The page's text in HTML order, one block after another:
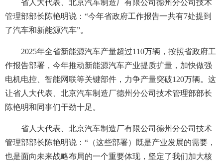
省人大代表、北京汽车制造厂有限公司德州分公司技术
管理部部长陈艳明说：“今年省政府工作报告一共有7处提到
了汽车和新能源汽车”。
2025年全省新能源汽车产量超过110万辆，按照省政府工
作报告部署，今年推动新能源汽车产业提质扩量，加快做强
电机电控、智能网联等关键部件，力争产量突破120万辆。这
让省人大代表、北京汽车制造厂德州分公司技术管理部部长
陈艳明和同事们干劲十足。
省人大代表、北京汽车制造厂有限公司德州分公司技术
管理部部长陈艳明说：“（这些部署）既是产业发展的需要，
也是面向未来战略布局的一个重要体现，坚定了我们加大核